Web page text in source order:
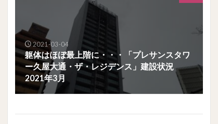
2021-03-04
躯体はほぼ最上階に・・・「プレサンスタワ
ー久屋大通・ザ・レジデンス」建設状況
2021年3月